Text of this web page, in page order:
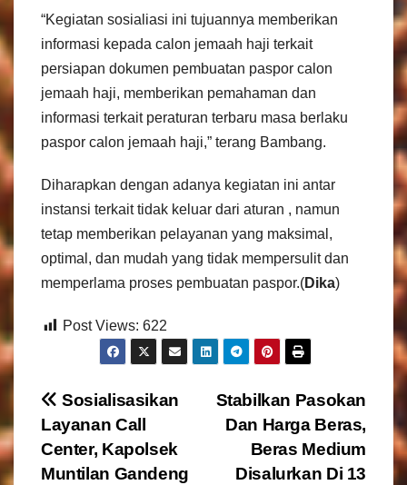
“Kegiatan sosialiasi ini tujuannya memberikan
informasi kepada calon jemaah haji terkait
persiapan dokumen pembuatan paspor calon
jemaah haji, memberikan pemahaman dan
informasi terkait peraturan terbaru masa berlaku
paspor calon jemaah haji,” terang Bambang.
Diharapkan dengan adanya kegiatan ini antar
instansi terkait tidak keluar dari aturan , namun
tetap memberikan pelayanan yang maksimal,
optimal, dan mudah yang tidak mempersulit dan
memperlama proses pembuatan paspor.(Dika)
Post Views: 622
N
a
Stabilkan Pasokan
Dan Harga Beras,
Beras Medium
Disalurkan Di 13
Sosialisasikan
Layanan Call
Center, Kapolsek
Muntilan Gandeng